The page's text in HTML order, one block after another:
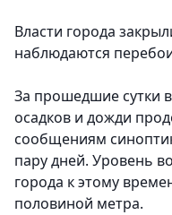
Власти города
наблюдаются
За прошедшие сутки
осадков и дожди
сообщениям
пару дней. Уровень
города к этому
половиной метра.